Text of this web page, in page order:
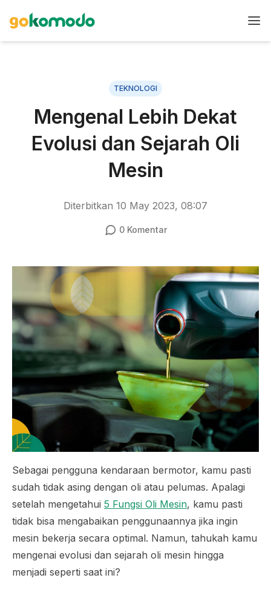
TEKNOLOGI
Mengenal Lebih Dekat
Evolusi dan Sejarah Oli
Mesin
Diterbitkan 10 May 2023, 08:07
0Komentar
Sebagai pengguna kendaraan bermotor, kamu pasti
sudah tidak asing dengan oli atau pelumas. Apalagi
setelah mengetahui 5 Fungsi Oli Mesin, kamu pasti
tidak bisa mengabaikan penggunaannya jika ingin
mesin bekerja secara optimal. Namun, tahukah kamu
mengenai evolusi dan sejarah oli mesin hingga
menjadi seperti saat ini?